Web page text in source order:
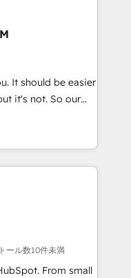
you’ve been
Accreditations 🌟
🌟INBOUND’19
team of
10+ years of
HubSpot
+ Project
(as per
apps &
not. So our
strategy with
right problem at the
Secure:
ール数10件未満
From small